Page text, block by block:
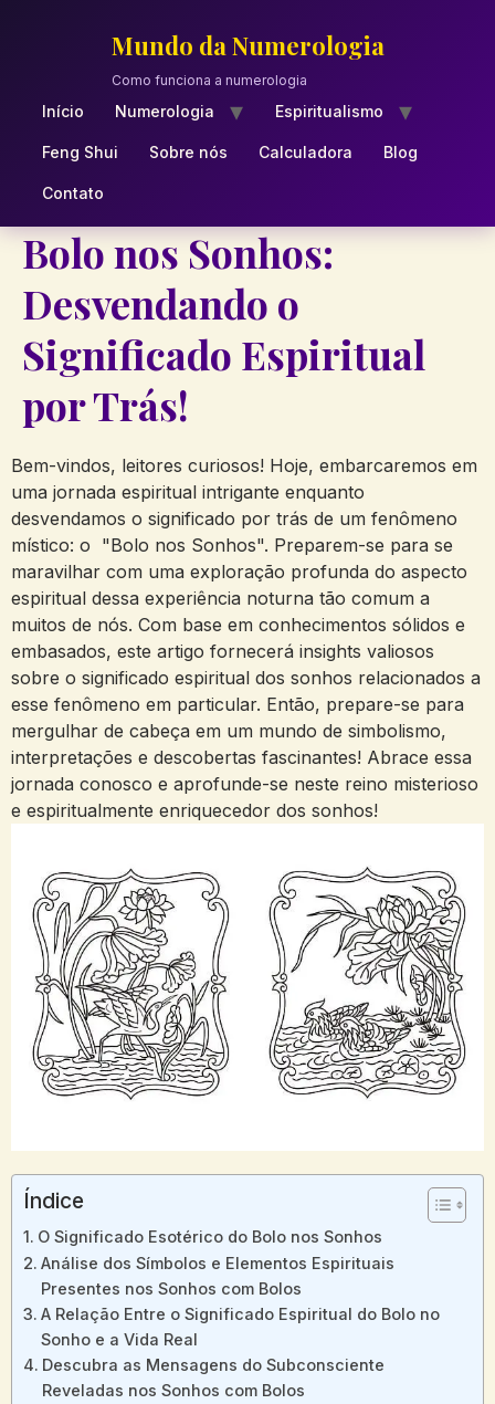
Mundo da Numerologia
Como funciona a numerologia
Início Numerologia Espiritualismo
Feng Shui Sobre nós Calculadora Blog
Contato
Bolo nos Sonhos:
Desvendando o
Significado Espiritual
por Trás!
Bem-vindos, leitores curiosos! Hoje, ⁣embarcaremos em
uma jornada espiritual intrigante‍ enquanto‍
desvendamos o significado por trás de um ​fenômeno
místico: o ‌ "Bolo nos⁢ Sonhos". Preparem-se para se
maravilhar com uma exploração profunda do aspecto ​
espiritual dessa ⁢experiência noturna tão comum a⁣
muitos de nós. ‍Com ‍base em conhecimentos sólidos e⁤
embasados,​ este artigo fornecerá insights valiosos
sobre o significado⁤ espiritual dos sonhos relacionados a
esse fenômeno em particular. Então, prepare-se⁢ para
⁤mergulhar de cabeça⁢ em⁤ um mundo⁣ de simbolismo,
‍interpretações e descobertas ⁤fascinantes! Abrace essa
jornada​ conosco ⁣e aprofunde-se‍ neste reino misterioso
e espiritualmente enriquecedor dos⁣ sonhos!
Índice
O Significado Esotérico ​do Bolo ‍nos ‍Sonhos
Análise ⁣dos‍ Símbolos e Elementos Espirituais
Presentes ​nos Sonhos com Bolos
A Relação​ Entre ⁢o⁤ Significado Espiritual​ do‌ Bolo no⁣
Sonho e a Vida‌ Real
Descubra as Mensagens ‍do Subconsciente
⁣Reveladas nos Sonhos com Bolos